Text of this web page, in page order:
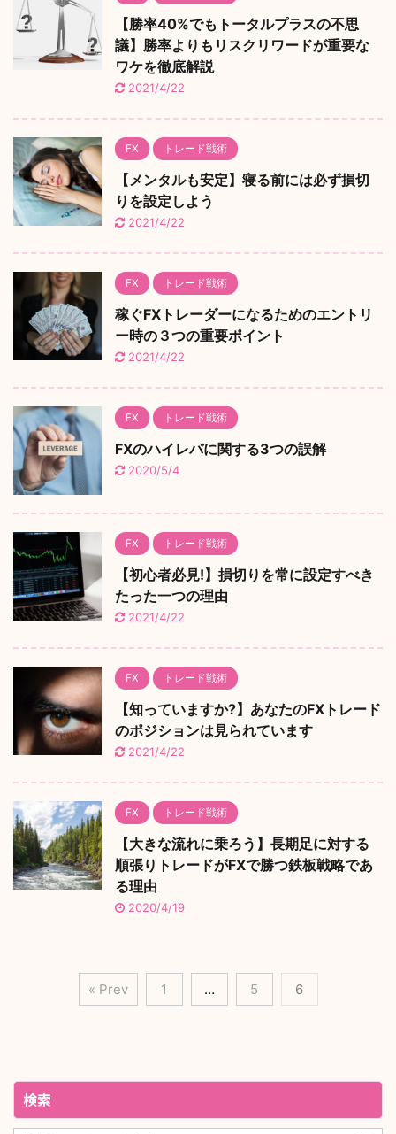
【勝率40%でもトータルプラスの不思
議】勝率よりもリスクリワードが重要な
ワケを徹底解説
2021/4/22
FX トレード戦術
【メンタルも安定】寝る前には必ず損切
りを設定しよう
2021/4/22
FX トレード戦術
稼ぐFXトレーダーになるためのエントリ
ー時の３つの重要ポイント
2021/4/22
FX トレード戦術
FXのハイレバに関する3つの誤解
2020/5/4
FX トレード戦術
【初心者必見!】損切りを常に設定すべき
たった一つの理由
2021/4/22
FX トレード戦術
【知っていますか?】あなたのFXトレード
のポジションは見られています
2021/4/22
FX トレード戦術
【大きな流れに乗ろう】長期足に対する
順張りトレードがFXで勝つ鉄板戦略であ
る理由
2020/4/19
« Prev 1 … 5 6
検索